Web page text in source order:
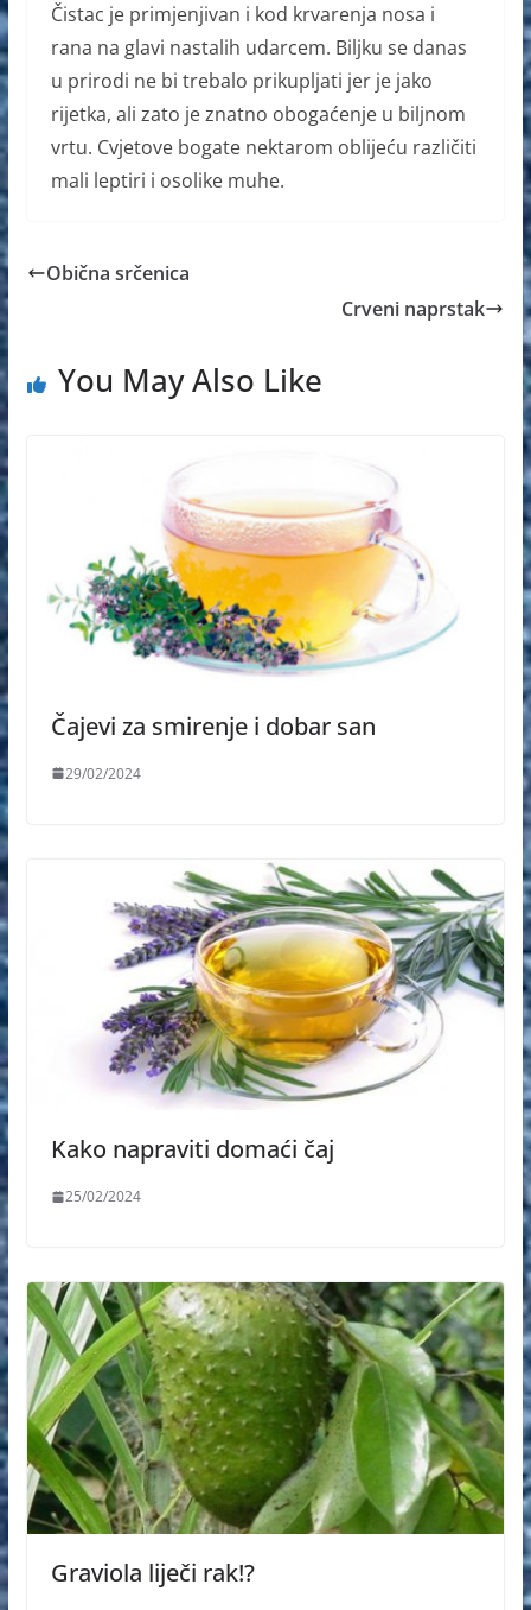
Čistac je primjenjivan i kod krvarenja nosa i
rana na glavi nastalih udarcem. Biljku se danas
u prirodi ne bi trebalo prikupljati jer je jako
rijetka, ali zato je znatno obogaćenje u biljnom
vrtu. Cvjetove bogate nektarom oblijeću različiti
mali leptiri i osolike muhe.
Obična srčenica
Crveni naprstak
You May Also Like
Čajevi za smirenje i dobar san
29/02/2024
Kako napraviti domaći čaj
25/02/2024
Graviola liječi rak!?